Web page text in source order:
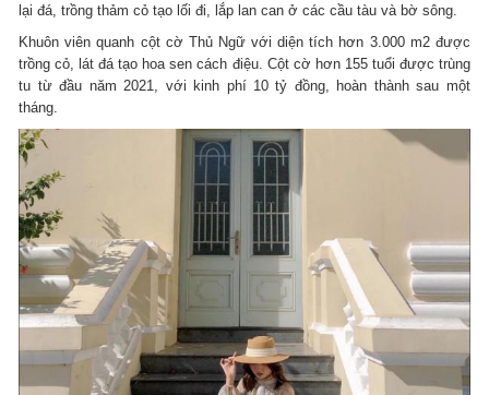
lại đá, trồng thảm cỏ tạo lối đi, lắp lan can ở các cầu tàu và bờ sông.
Khuôn viên quanh cột cờ Thủ Ngữ với diện tích hơn 3.000 m2 được
trồng cỏ, lát đá tạo hoa sen cách điệu. Cột cờ hơn 155 tuổi được trùng
tu từ đầu năm 2021, với kinh phí 10 tỷ đồng, hoàn thành sau một
tháng.